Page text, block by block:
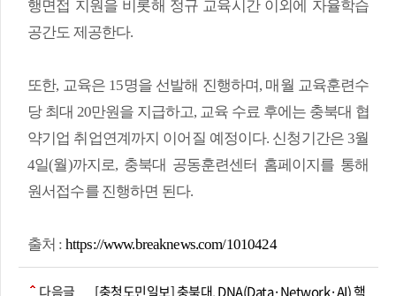
행면접 지원을 비롯해 정규 교육시간 이외에 자율학습
공간도 제공한다.
또한, 교육은 15명을 선발해 진행하며, 매월 교육훈련수
당 최대 20만원을 지급하고, 교육 수료 후에는 충북대 협
약기업 취업연계까지 이어질 예정이다. 신청기간은 3월
4일(월)까지로, 충북대 공동훈련센터 홈페이지를 통해
원서접수를 진행하면 된다.
출처 : https://www.breaknews.com/1010424
다음글
[충청도민일보] 충북대, DNA(Data·Network·AI) 핵